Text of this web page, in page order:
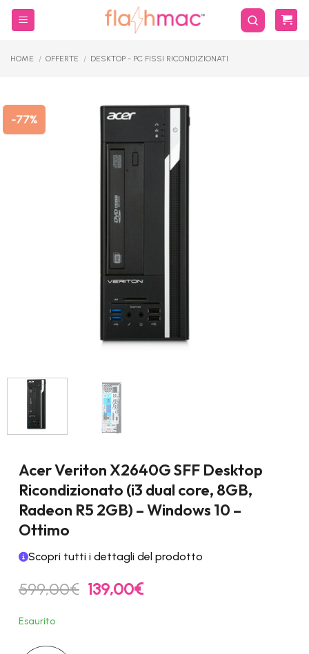
Salta
HOME / OFFERTE / DESKTOP - PC FISSI RICONDIZIONATI
-77%
Acer Veriton X2640G SFF Desktop
Ricondizionato (i3 dual core, 8GB,
Radeon R5 2GB) – Windows 10 –
Ottimo
Scopri tutti i dettagli del prodotto
599,00€ Il
prezzo
139,00€Il
Esaurito